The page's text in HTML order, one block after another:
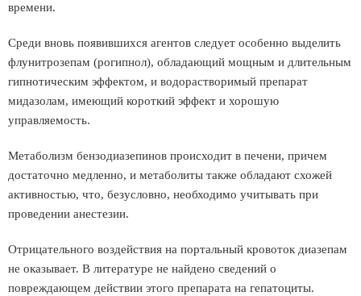
времени.
Среди вновь появившихся агентов следует особенно выделить
флунитрозепам (рогипнол), обладающий мощным и длительным
гипнотическим эффектом, и водорастворимый препарат
мидазолам, имеющий короткий эффект и хорошую
управляемость.
Метаболизм бензодиазепинов происходит в печени, причем
достаточно медленно, и метаболиты также обладают схожей
активностью, что, безусловно, необходимо учитывать при
проведении анестезии.
Отрицательного воздействия на портальный кровоток диазепам
не оказывает. В литературе не найдено сведений о
повреждающем действии этого препарата на гепатоциты.